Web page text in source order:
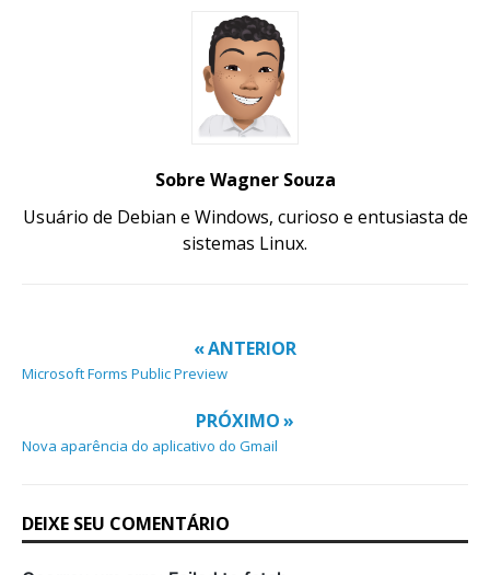
Sobre Wagner Souza
Usuário de Debian e Windows, curioso e entusiasta de
sistemas Linux.
« ANTERIOR
Microsoft Forms Public Preview
PRÓXIMO »
Nova aparência do aplicativo do Gmail
DEIXE SEU COMENTÁRIO